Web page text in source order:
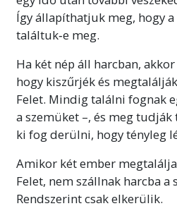
Így állapíthatjuk meg, hogy
találtuk‑e meg.
Ha két nép áll harcban,
hogy kiszűrjék és
Felet. Mindig találni fognak
a szemüket –, és meg
ki fog derülni, hogy tényleg
Amikor két ember
Felet, nem szállnak harcba a
Rendszerint csak elkerülik.